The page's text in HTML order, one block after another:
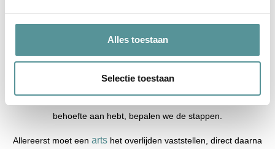
Alles toestaan
Selectie toestaan
precies weet wat er moet gebeuren is klein. En gelukkig hoeft
Sommige zaken moeten we snel regelen, sommige beslissingen
behoefte aan hebt, bepalen we de stappen.
Allereerst moet een arts het overlijden vaststellen, direct daarna